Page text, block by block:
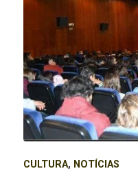
CULTURA, NOTÍCIAS